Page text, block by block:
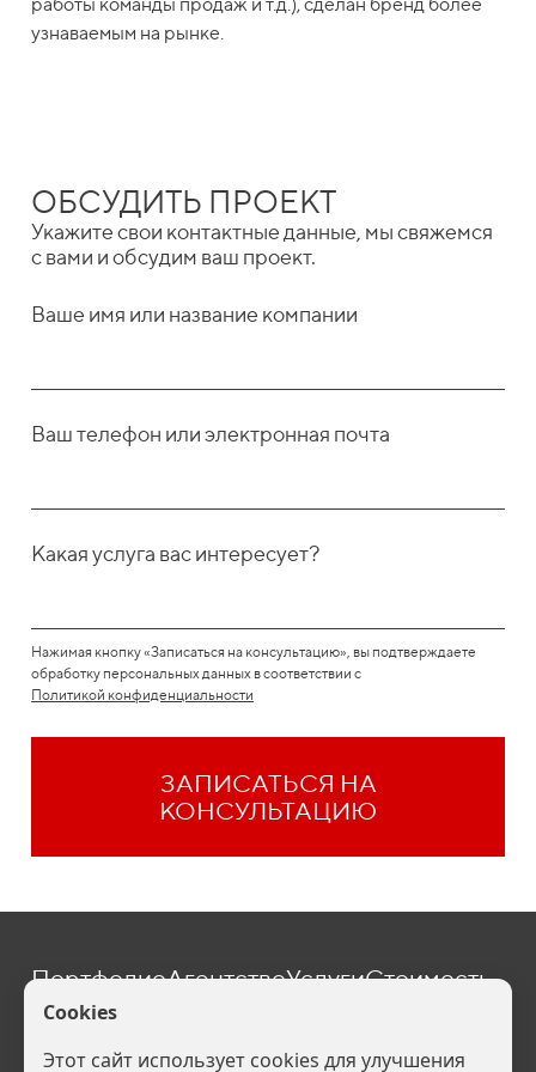
узнаваемым на рынке.
ОБСУДИТЬ ПРОЕКТ
Укажите свои контактные данные, мы свяжемся
с вами и обсудим ваш проект.
Ваше имя или название компании
Ваш телефон или электронная почта
Какая услуга вас интересует?
Нажимая кнопку «Записаться на консультацию», вы подтверждаете
обработку персональных данных в соответствии с
Политикой конфиденциальности
ЗАПИСАТЬСЯ НА
КОНСУЛЬТАЦИЮ
ПортфолиоАгентствоУслугиСтоимость
БлогКонтакты
обрабатываются на сайте в целях его функционирования, если Вы не